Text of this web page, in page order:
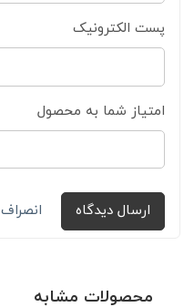
پست الکترونیک
امتیاز شما به محصول
ارسال دیدگاه انصراف
محصولات مشابه